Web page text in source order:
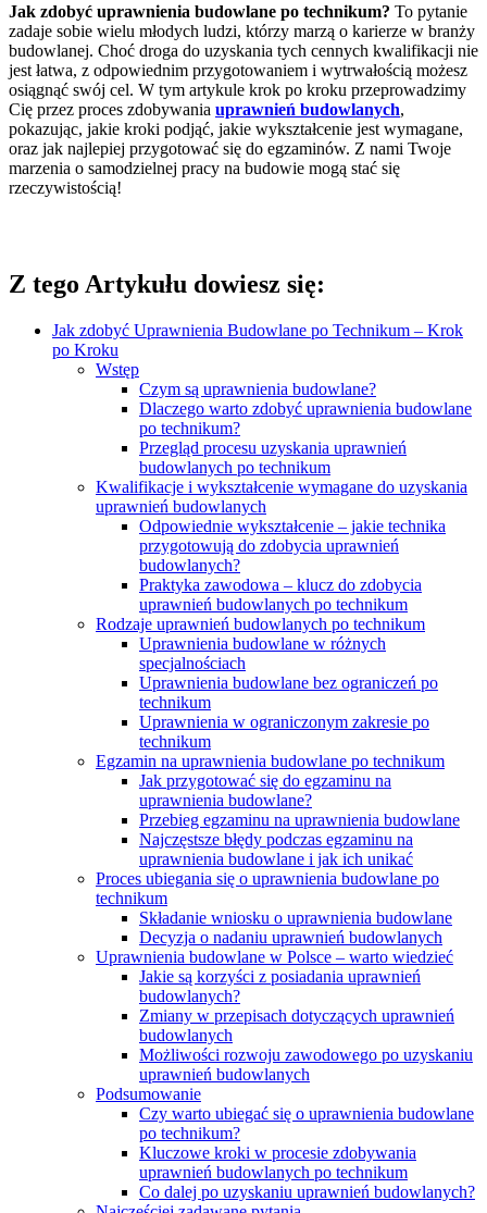
Jak zdobyć uprawnienia budowlane po technikum? To pytanie
zadaje sobie wielu młodych ludzi, którzy marzą o karierze w branży
budowlanej. Choć droga do uzyskania tych cennych kwalifikacji nie
jest łatwa, z odpowiednim przygotowaniem i wytrwałością możesz
osiągnąć swój cel. W tym artykule krok po kroku przeprowadzimy
Cię przez proces zdobywania uprawnień budowlanych,
pokazując, jakie kroki podjąć, jakie wykształcenie jest wymagane,
oraz jak najlepiej przygotować się do egzaminów. Z nami Twoje
marzenia o samodzielnej pracy na budowie mogą stać się
rzeczywistością!
Z tego Artykułu dowiesz się:
Jak zdobyć Uprawnienia Budowlane po Technikum – Krok
po Kroku
Wstęp
Czym są uprawnienia budowlane?
Dlaczego warto zdobyć uprawnienia budowlane
po technikum?
Przegląd procesu uzyskania uprawnień
budowlanych po technikum
Kwalifikacje i wykształcenie wymagane do uzyskania
uprawnień budowlanych
Odpowiednie wykształcenie – jakie technika
przygotowują do zdobycia uprawnień
budowlanych?
Praktyka zawodowa – klucz do zdobycia
uprawnień budowlanych po technikum
Rodzaje uprawnień budowlanych po technikum
Uprawnienia budowlane w różnych
specjalnościach
Uprawnienia budowlane bez ograniczeń po
technikum
Uprawnienia w ograniczonym zakresie po
technikum
Egzamin na uprawnienia budowlane po technikum
Jak przygotować się do egzaminu na
uprawnienia budowlane?
Przebieg egzaminu na uprawnienia budowlane
Najczęstsze błędy podczas egzaminu na
uprawnienia budowlane i jak ich unikać
Proces ubiegania się o uprawnienia budowlane po
technikum
Składanie wniosku o uprawnienia budowlane
Decyzja o nadaniu uprawnień budowlanych
Uprawnienia budowlane w Polsce – warto wiedzieć
Jakie są korzyści z posiadania uprawnień
budowlanych?
Zmiany w przepisach dotyczących uprawnień
budowlanych
Możliwości rozwoju zawodowego po uzyskaniu
uprawnień budowlanych
Podsumowanie
Czy warto ubiegać się o uprawnienia budowlane
po technikum?
Kluczowe kroki w procesie zdobywania
uprawnień budowlanych po technikum
Co dalej po uzyskaniu uprawnień budowlanych?